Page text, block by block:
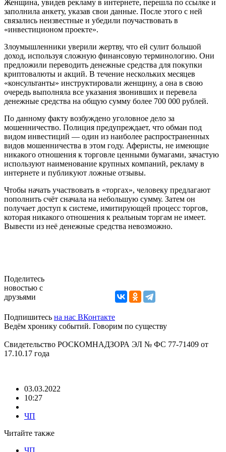
Женщина, увидев рекламу в интернете, перешла по ссылке и
заполнила анкету, указав свои данные. После этого с ней
связались неизвестные и убедили поучаствовать в
«инвестиционом проекте».
Злоумышленники уверили жертву, что ей сулит большой
доход, используя сложную финансовую терминологию. Они
предложили переводить денежные средства для покупки
криптовалюты и акций. В течение нескольких месяцев
«консультанты» инструктировали женщину, а она в свою
очередь выполняла все указания звонивших и перевела
денежные средства на общую сумму более 700 000 рублей.
По данному факту возбуждено уголовное дело за
мошенничество. Полиция предупреждает, что обман под
видом инвестиций — один из наиболее распространенных
видов мошенничества в этом году. Аферисты, не имеющие
никакого отношения к торговле ценными бумагами, зачастую
используют наименование крупных компаний, рекламу в
интернете и публикуют ложные отзывы.
Чтобы начать участвовать в «торгах», человеку предлагают
пополнить счёт сначала на небольшую сумму. Затем он
получает доступ к системе, имитирующей процесс торгов,
которая никакого отношения к реальным торгам не имеет.
Вывести из неё денежные средства невозможно.
Поделитесь
новостью с
друзьями
Подпишитесь на нас ВКонтакте
Ведём хронику событий. Говорим по существу
Свидетельство РОСКОМНАДЗОРА ЭЛ № ФС 77-71409 от
17.10.17 года
03.03.2022
10:27
ЧП
Читайте также
ЧП